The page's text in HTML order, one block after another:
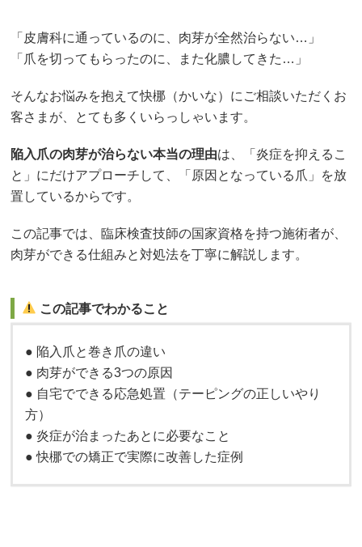
「皮膚科に通っているのに、肉芽が全然治らない…」
「爪を切ってもらったのに、また化膿してきた…」
そんなお悩みを抱えて快梛（かいな）にご相談いただくお
客さまが、とても多くいらっしゃいます。
陥入爪の肉芽が治らない本当の理由は、「炎症を抑えるこ
と」にだけアプローチして、「原因となっている爪」を放
置しているからです。
この記事では、臨床検査技師の国家資格を持つ施術者が、
肉芽ができる仕組みと対処法を丁寧に解説します。
この記事でわかること
● 陥入爪と巻き爪の違い
● 肉芽ができる3つの原因
● 自宅でできる応急処置（テーピングの正しいやり
方）
● 炎症が治まったあとに必要なこと
● 快梛での矯正で実際に改善した症例